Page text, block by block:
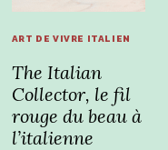
ART DE VIVRE ITALIEN
The Italian
Collector, le fil
rouge du beau à
l’italienne